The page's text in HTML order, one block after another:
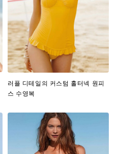
러플 디테일의 커스텀 홀터넥 원피
스 수영복